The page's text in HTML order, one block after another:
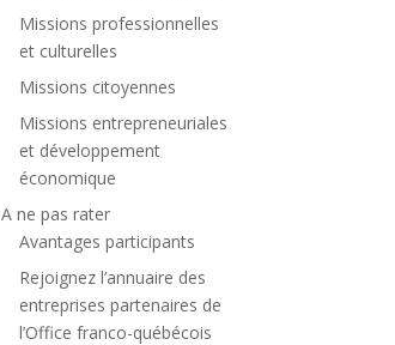
Missions professionnelles
et culturelles
Missions citoyennes
Missions entrepreneuriales
et développement
économique
A ne pas rater
Avantages participants
Rejoignez l’annuaire des
entreprises partenaires de
l’Office franco-québécois